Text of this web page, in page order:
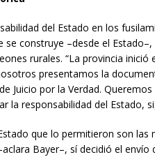
del Estado en los
se construye –desde el
rurales. “La provincia
presentamos la
Juicio por la Verdad.
la responsabilidad del Estado,
que lo permitieron son las
Bayer–, sí decidió el envío